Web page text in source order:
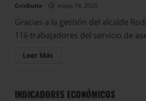
CrisGutie mayo 14, 2025
Gracias a la gestión del alcalde
116 trabajadores del servicio de
Leer Más
INDICADORES ECONÓMICOS